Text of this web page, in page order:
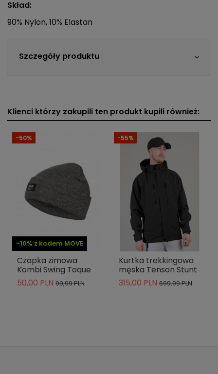
Skład:
90% Nylon, 10% Elastan
Szczegóły produktu
Klienci którzy zakupili ten produkt kupili również:
-10% z kodem MOVE
-50%
Czapka zimowa
Kombi Swing Toque
50,00 PLN 99,99 PLN
-55%
Kurtka trekkingowa
męska Tenson Stunt
315,00 PLN 699,99 PLN